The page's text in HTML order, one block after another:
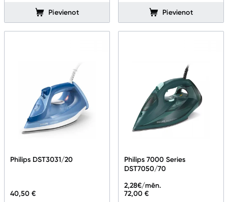
Pievienot Pievienot
Philips DST3031/20
40,50 €
Philips 7000 Series
DST7050/70
72,00 €
2,28€/mēn.